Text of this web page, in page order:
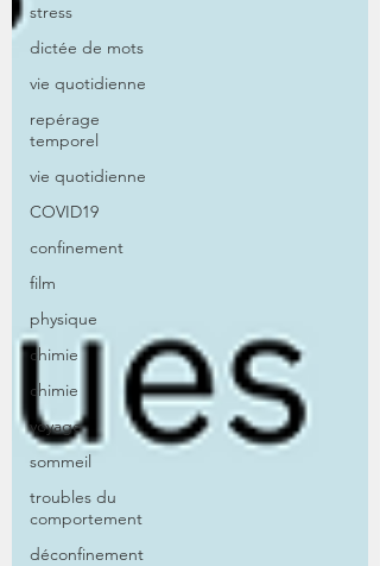
stress
dictée de mots
vie quotidienne
repérage
temporel
vie quotidienne
COVID19
confinement
film
physique
chimie
chimie
voyage
sommeil
troubles du
comportement
déconfinement